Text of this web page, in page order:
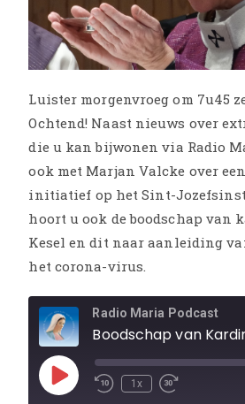
Luister morgenvroeg om 7u45
Ochtend! Naast nieuws over
die u kan bijwonen via Radio
ook met Marjan Valcke over
initiatief op het Sint-
hoort u ook de boodschap van
Kesel en dit naar aanleiding
het corona-virus.
Radio Maria Podcast
1x